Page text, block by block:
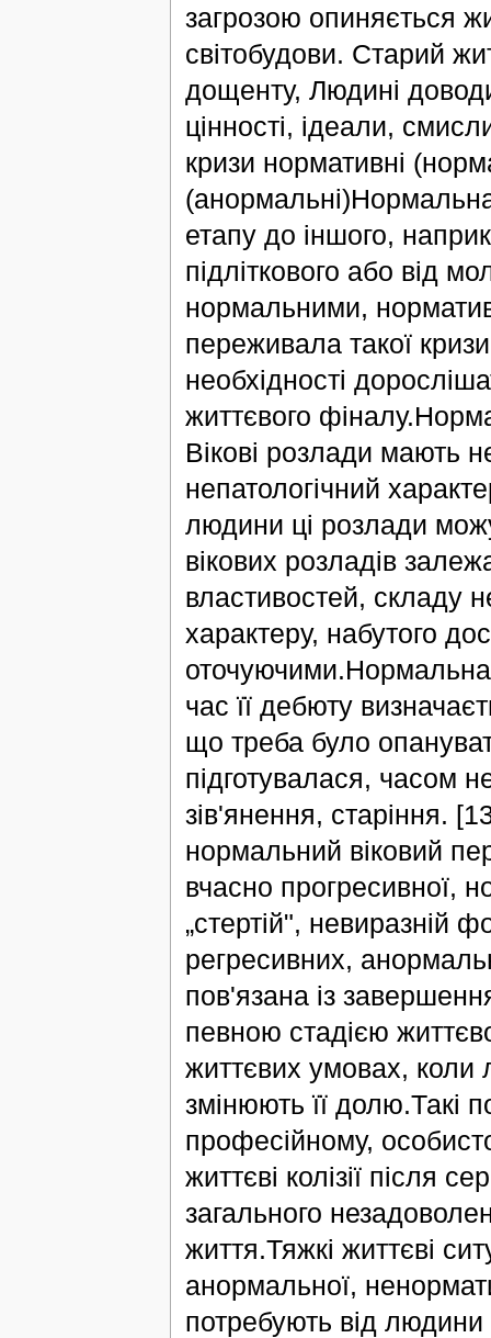
загрозою опиняється
світобудови. Старий
дощенту, Людині
цінності, ідеали,
кризи нормативні
(анормальні)Нормальна
етапу до іншого,
підліткового або від
нормальними,
переживала такої
необхідності
життєвого
Вікові розлади мають
непатологічний
людини ці розлади
вікових розладів
властивостей, складу
характеру, набутого
оточуючими.Нормальна,
час її дебюту
що треба було
підготувалася, часом
зів'янення, старіння.
нормальний віковий
вчасно прогресивної,
„стертій", невиразній
регресивних,
пов'язана із
певною стадією
життєвих умовах, коли
змінюють її долю.Такі
професійному,
життєві колізії після
загального
життя.Тяжкі життєві
анормальної,
потребують від людини